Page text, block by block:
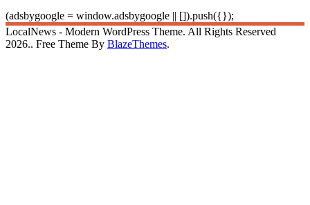
(adsbygoogle = window.adsbygoogle || []).push({});
LocalNews - Modern WordPress Theme. All Rights Reserved
2026.. Free Theme By BlazeThemes.